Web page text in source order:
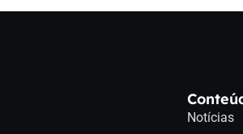
Notícias